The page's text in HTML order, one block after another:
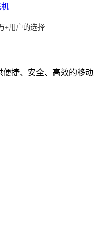
+用户的选择
捷、安全、高效的移动